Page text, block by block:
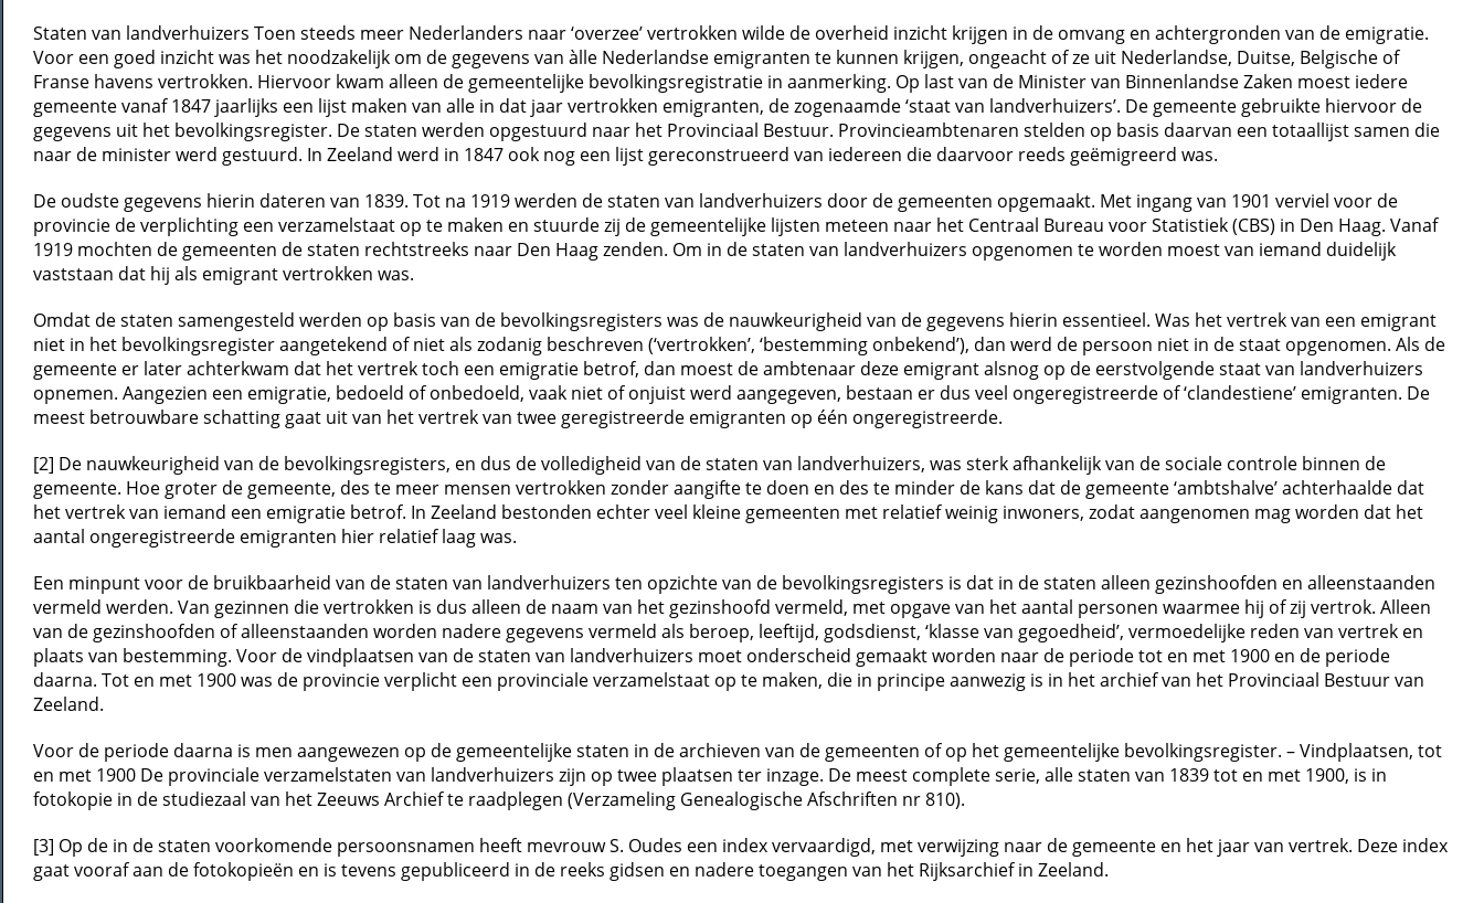
Staten van landverhuizers Toen steeds meer Nederlanders naar ‘overzee’ vertrokken wilde de overheid inzicht krijgen in de omvang en achtergronden van de emigratie.
Voor een goed inzicht was het noodzakelijk om de gegevens van àlle Nederlandse emigranten te kunnen krijgen, ongeacht of ze uit Nederlandse, Duitse, Belgische of
Franse havens vertrokken. Hiervoor kwam alleen de gemeentelijke bevolkingsregistratie in aanmerking. Op last van de Minister van Binnenlandse Zaken moest iedere
gemeente vanaf 1847 jaarlijks een lijst maken van alle in dat jaar vertrokken emigranten, de zogenaamde ‘staat van landverhuizers’. De gemeente gebruikte hiervoor de
gegevens uit het bevolkingsregister. De staten werden opgestuurd naar het Provinciaal Bestuur. Provincieambtenaren stelden op basis daarvan een totaallijst samen die
naar de minister werd gestuurd. In Zeeland werd in 1847 ook nog een lijst gereconstrueerd van iedereen die daarvoor reeds geëmigreerd was.
De oudste gegevens hierin dateren van 1839. Tot na 1919 werden de staten van landverhuizers door de gemeenten opgemaakt. Met ingang van 1901 verviel voor de
provincie de verplichting een verzamelstaat op te maken en stuurde zij de gemeentelijke lijsten meteen naar het Centraal Bureau voor Statistiek (CBS) in Den Haag. Vanaf
1919 mochten de gemeenten de staten rechtstreeks naar Den Haag zenden. Om in de staten van landverhuizers opgenomen te worden moest van iemand duidelijk
vaststaan dat hij als emigrant vertrokken was.
Omdat de staten samengesteld werden op basis van de bevolkingsregisters was de nauwkeurigheid van de gegevens hierin essentieel. Was het vertrek van een emigrant
niet in het bevolkingsregister aangetekend of niet als zodanig beschreven (‘vertrokken’, ‘bestemming onbekend’), dan werd de persoon niet in de staat opgenomen. Als de
gemeente er later achterkwam dat het vertrek toch een emigratie betrof, dan moest de ambtenaar deze emigrant alsnog op de eerstvolgende staat van landverhuizers
opnemen. Aangezien een emigratie, bedoeld of onbedoeld, vaak niet of onjuist werd aangegeven, bestaan er dus veel ongeregistreerde of ‘clandestiene’ emigranten. De
meest betrouwbare schatting gaat uit van het vertrek van twee geregistreerde emigranten op één ongeregistreerde.
[2] De nauwkeurigheid van de bevolkingsregisters, en dus de volledigheid van de staten van landverhuizers, was sterk afhankelijk van de sociale controle binnen de
gemeente. Hoe groter de gemeente, des te meer mensen vertrokken zonder aangifte te doen en des te minder de kans dat de gemeente ‘ambtshalve’ achterhaalde dat
het vertrek van iemand een emigratie betrof. In Zeeland bestonden echter veel kleine gemeenten met relatief weinig inwoners, zodat aangenomen mag worden dat het
aantal ongeregistreerde emigranten hier relatief laag was.
Een minpunt voor de bruikbaarheid van de staten van landverhuizers ten opzichte van de bevolkingsregisters is dat in de staten alleen gezinshoofden en alleenstaanden
vermeld werden. Van gezinnen die vertrokken is dus alleen de naam van het gezinshoofd vermeld, met opgave van het aantal personen waarmee hij of zij vertrok. Alleen
van de gezinshoofden of alleenstaanden worden nadere gegevens vermeld als beroep, leeftijd, godsdienst, ‘klasse van gegoedheid’, vermoedelijke reden van vertrek en
plaats van bestemming. Voor de vindplaatsen van de staten van landverhuizers moet onderscheid gemaakt worden naar de periode tot en met 1900 en de periode
daarna. Tot en met 1900 was de provincie verplicht een provinciale verzamelstaat op te maken, die in principe aanwezig is in het archief van het Provinciaal Bestuur van
Zeeland.
Voor de periode daarna is men aangewezen op de gemeentelijke staten in de archieven van de gemeenten of op het gemeentelijke bevolkingsregister. – Vindplaatsen, tot
en met 1900 De provinciale verzamelstaten van landverhuizers zijn op twee plaatsen ter inzage. De meest complete serie, alle staten van 1839 tot en met 1900, is in
fotokopie in de studiezaal van het Zeeuws Archief te raadplegen (Verzameling Genealogische Afschriften nr 810).
[3] Op de in de staten voorkomende persoonsnamen heeft mevrouw S. Oudes een index vervaardigd, met verwijzing naar de gemeente en het jaar van vertrek. Deze index
gaat vooraf aan de fotokopieën en is tevens gepubliceerd in de reeks gidsen en nadere toegangen van het Rijksarchief in Zeeland.